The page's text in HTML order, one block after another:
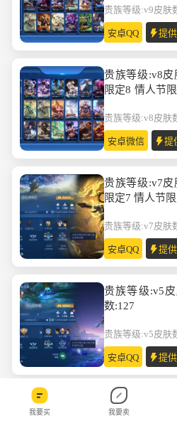
贵族等级:v9皮肤
安卓QQ 提
贵族等级:v8皮
限定8 情人节
贵族等级:v8皮肤
安卓微信 提
贵族等级:v7皮
限定7 情人节
贵族等级:v7皮肤
安卓QQ 提
贵族等级:v5
数:127
贵族等级:v5皮肤
安卓QQ 提
贵族等级:v8
传说2 生肖限
我要买 我要卖